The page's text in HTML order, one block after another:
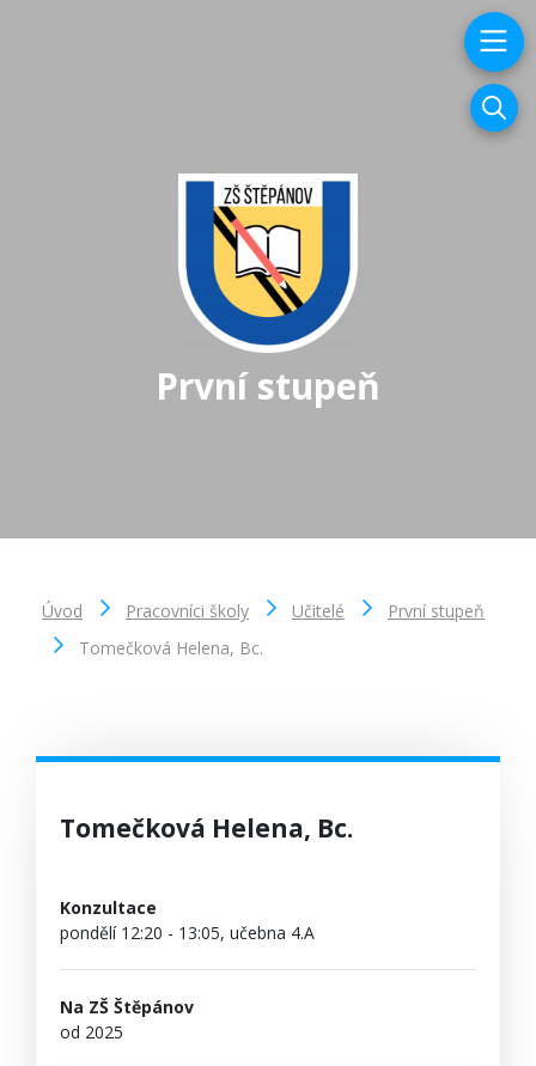
První stupeň
Úvod Pracovníci školy Učitelé
První stupeň
Tomečková Helena, Bc.
Tomečková Helena, Bc.
Konzultace
pondělí 12:20 - 13:05, učebna 4.A
Na ZŠ Štěpánov
od 2025